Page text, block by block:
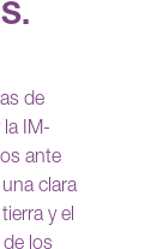
de
IM-
ante
clara
y el